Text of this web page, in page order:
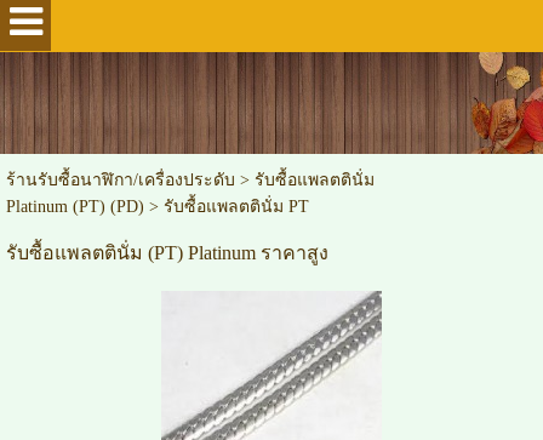
ร้านรับซื้อนาฬิกา/เครื่องประดับ > รับซื้อแพลตตินั่ม
Platinum (PT) (PD) > รับซื้อแพลตตินั่ม PT
รับซื้อแพลตตินั่ม (PT) Platinum ราคาสูง